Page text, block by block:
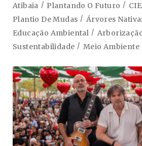
Atibaia Plantando O Futuro
Plantio De Mudas
Árvores
Educação Ambiental
Sustentabilidade
Meio Ambiente